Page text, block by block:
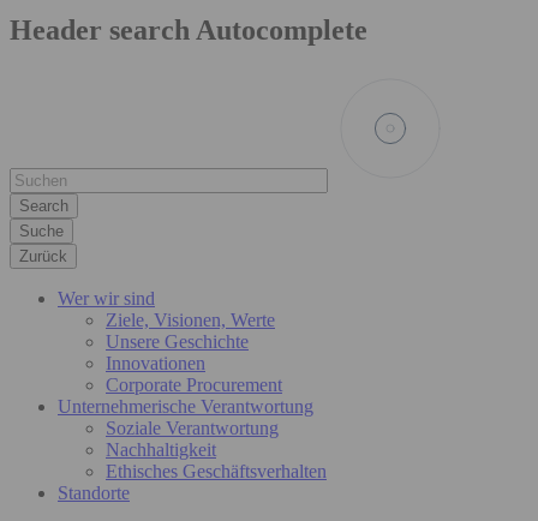
Header search Autocomplete
Suche
Zurück
Wer wir sind
Ziele, Visionen, Werte
Unsere Geschichte
Innovationen
Corporate Procurement
Unternehmerische Verantwortung
Soziale Verantwortung
Nachhaltigkeit
Ethisches Geschäftsverhalten
Standorte